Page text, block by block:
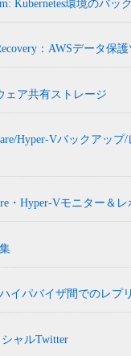
Kubernetes環境のバッ
：AWSデータ保
ェア共有ストレージ
Hyper-Vバックアッ
・Hyper-Vモニター＆
イパバイザ間でのレプ
ャルTwitter